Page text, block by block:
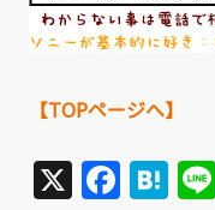
【TOPページへ】
X